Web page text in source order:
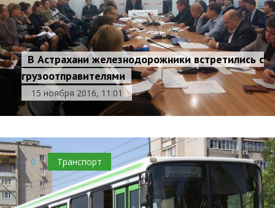
В Астрахани железнодорожники встретились с
грузоотправителями
15 ноября 2016, 11:01
0 Транспорт